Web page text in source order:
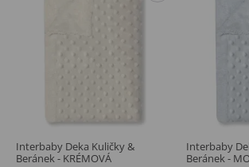
Interbaby Deka Kuličky &
Beránek - KRÉMOVÁ
Interbaby
Beránek -